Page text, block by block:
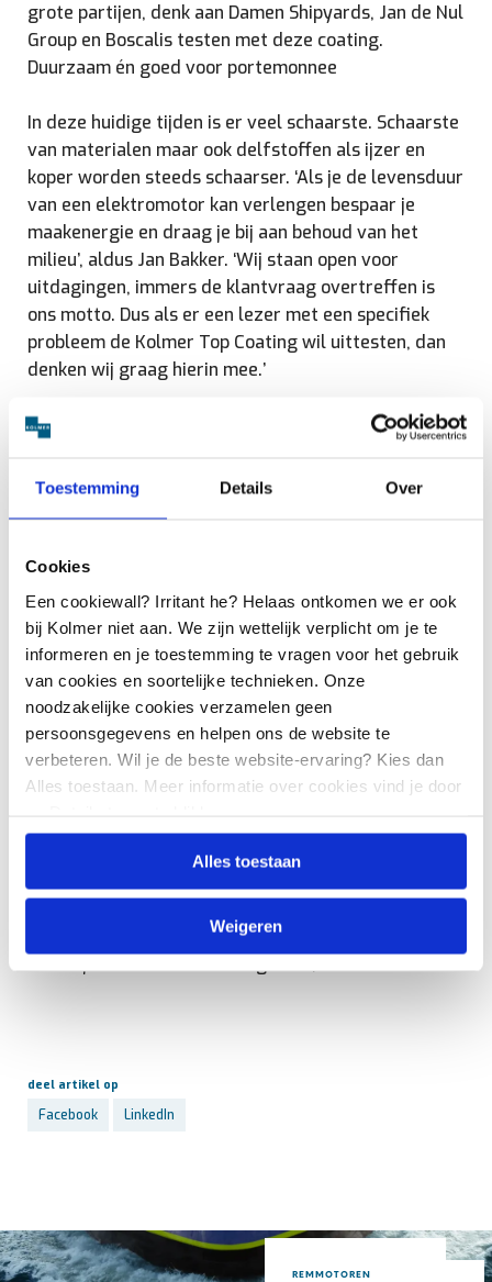
Toestemming Details Over
Cookies
Een cookiewall? Irritant he? Helaas ontkomen we er ook
bij Kolmer niet aan. We zijn wettelijk verplicht om je te
informeren en je toestemming te vragen voor het gebruik
van cookies en soortelijke technieken. Onze
noodzakelijke cookies verzamelen geen
persoonsgegevens en helpen ons de website te
verbeteren. Wil je de beste website-ervaring? Kies dan
Alles toestaan. Meer informatie over cookies vind je door
Alles toestaan
Weigeren
grote partijen, denk aan Damen Shipyards, Jan de Nul
Group en Boscalis testen met deze coating.
Duurzaam én goed voor portemonnee
In deze huidige tijden is er veel schaarste. Schaarste
van materialen maar ook delfstoffen als ijzer en
koper worden steeds schaarser. ‘Als je de levensduur
van een elektromotor kan verlengen bespaar je
maakenergie en draag je bij aan behoud van het
milieu’, aldus Jan Bakker. ‘Wij staan open voor
uitdagingen, immers de klantvraag overtreffen is
ons motto. Dus als er een lezer met een specifiek
probleem de Kolmer Top Coating wil uittesten, dan
denken wij graag hierin mee.’
SPEED SPECIALS SERVICE
Speed, specials en service zijn de kernwaarden van
elektromotoren en 24/7-service bij stilstaande
motor. ‘Het aanbrengen en uitharden van KTC die
toepasbaar is, kost weliswaar 7 dagen om een
slijtvaste gladde ondergrond te kunnen garanderen,
maar we hebben wel het gevoel dat we met Kolmer
Top Coating de vraag van onze klanten hebben
kunnen overtreffen’, sluit Jan Bakker af.
Speciaal ontwikkelde coating – die overigens alleen
op de eigen motoren wordt toegepast – verankert in
extreme omstandigheden.
Aandrijven en Besturen uitgave 2, 2022:
deel artikel op
Facebook LinkedIn
REMMOTOREN